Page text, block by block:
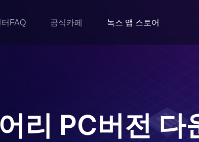
터FAQ 공식카페 녹스 앱 스토어
리 PC버전 다